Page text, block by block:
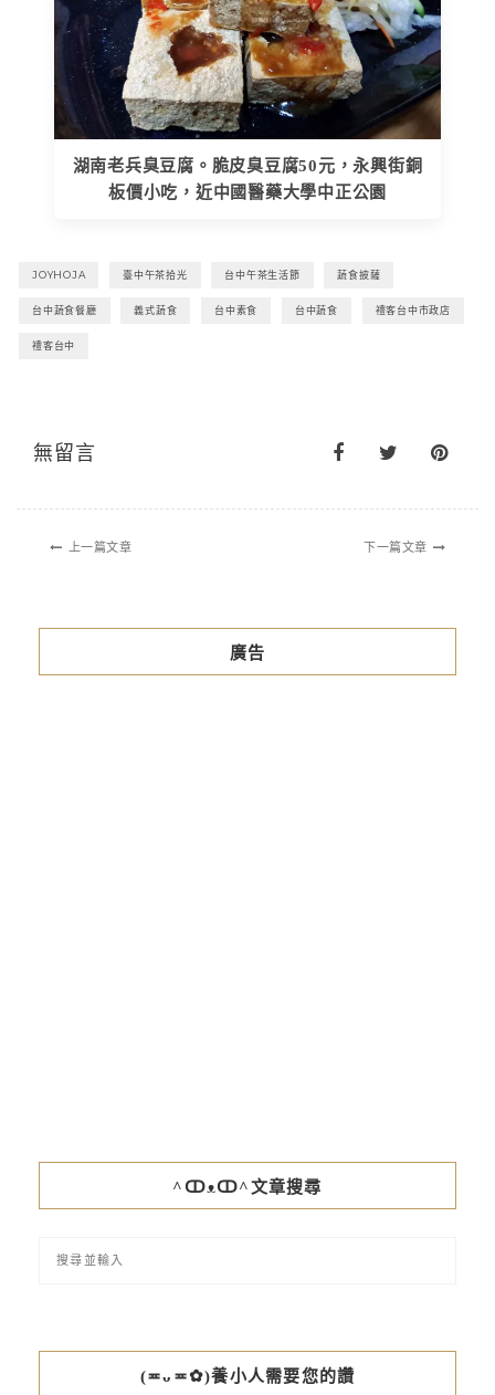
湖南老兵臭豆腐。脆皮臭豆腐50元，永興街銅
板價小吃，近中國醫藥大學中正公園
JOYHOJA 臺中午茶拾光 台中午茶生活節 蔬食披薩
台中蔬食餐廳 義式蔬食 台中素食 台中蔬食 禮客台中市政店
禮客台中
無留言
上一篇文章 下一篇文章
廣告
^ↀᴥↀ^文章搜尋
(≖ᴗ≖✿)養小人需要您的讚